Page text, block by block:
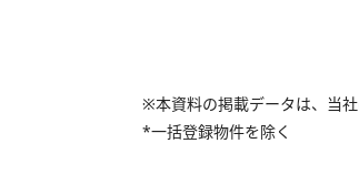
※本資料の掲載データは、当
*一括登録物件を除く